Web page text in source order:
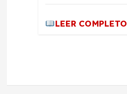
LEER COMPLETO